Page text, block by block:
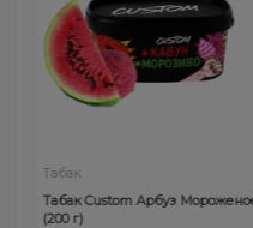
Табак
Табак Custom Арбуз Мороженое
(200 г)